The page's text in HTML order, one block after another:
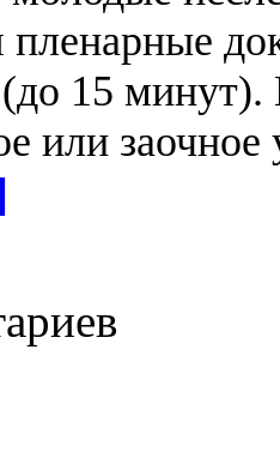
15
или заочное